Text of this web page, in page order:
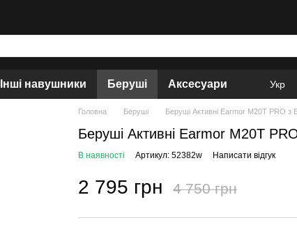
Інші навушники Беруші Аксесуари Укр
Головна Беруші Беруші Активні Earmor M20T PRO з
Беруші Активні Earmor M20T
В наявності Артикул: 52382w Написати відгук
2 795 грн 4 750 грн